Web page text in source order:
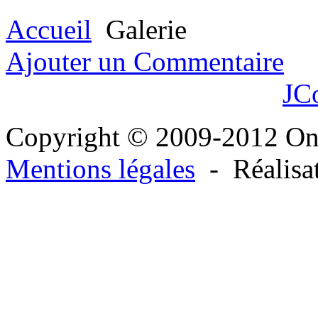
Accueil Galerie
Ajouter un Commentaire
Copyright © 2009-2012
Mentions légales -